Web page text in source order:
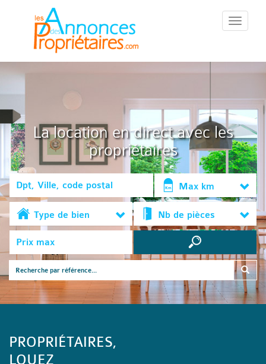
::Menu::
La location en direct avec les
propriétaires
Max km
Type de bien Nb de pièces
PROPRIÉTAIRES,
LOUEZ